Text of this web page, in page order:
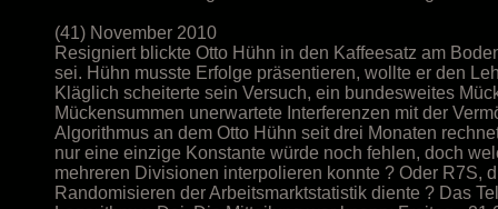
(41) November 2010
Resigniert blickte Otto Hühn in den Kaffeesatz am
sei. Hühn musste Erfolge präsentieren, wollte er den
Kläglich scheiterte sein Versuch, ein bundesweites
Mückensummen unerwartete Interferenzen mit der
Algorithmus an dem Otto Hühn seit drei Monaten
nur eine einzige Konstante würde noch fehlen, doch
mehreren Divisionen interpolieren konnte ? Oder R7S,
Randomisieren der Arbeitsmarktstatistik diente ? Das